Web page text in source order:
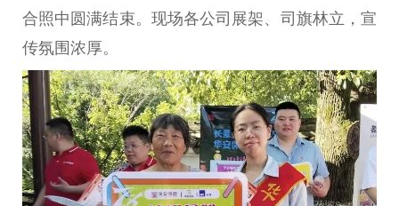
合照中圆满结束。现场各公司展架、司旗林立，宣
传氛围浓厚。